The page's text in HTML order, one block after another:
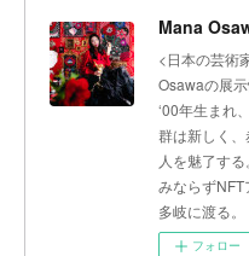
Mana
<日本の芸術
Osawaの展
‘00年生まれ
群は新しく
人を魅了す
みならず
多岐に渡る。
フォロー